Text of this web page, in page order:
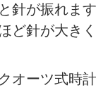
針が振れます
ど針が大きく
オーツ式時